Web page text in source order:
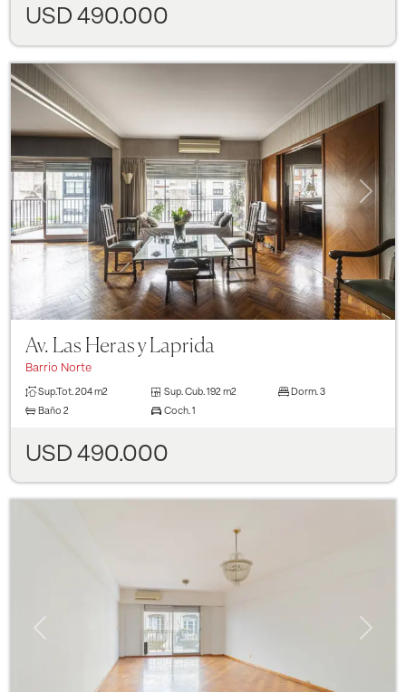
USD 490.000
Previous Next
Av. Las Heras y Laprida
Barrio Norte
Sup.Tot. 204 m2 Sup. Cub. 192 m2 Dorm. 3
Baño 2 Coch. 1
USD 490.000
Previous